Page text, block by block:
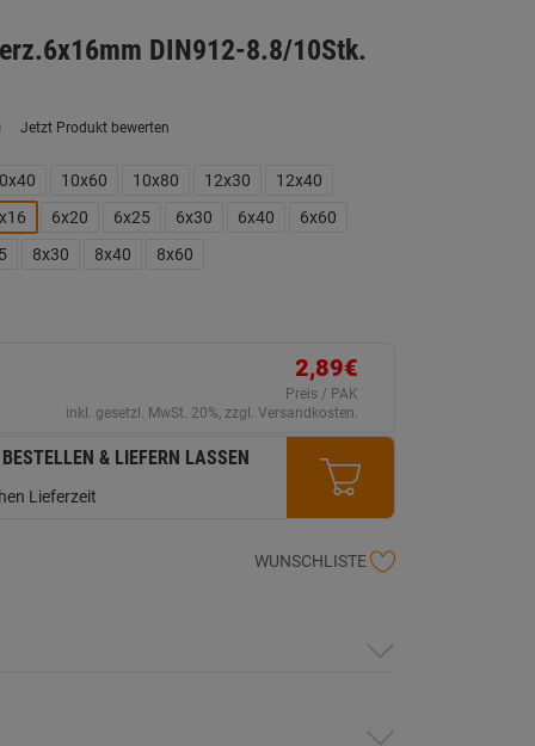
DIN912-8.8/10Stk.
Jetzt Produkt bewerten
10x60 10x80 12x30
12x40
6x20 6x25 6x30 6x40
6x60
8x30 8x40 8x60
2,89€
Preis / PAK
inkl. gesetzl. MwSt. 20%, zzgl. Versandkosten.
& LIEFERN LASSEN
Lieferzeit
WUNSCHLISTE